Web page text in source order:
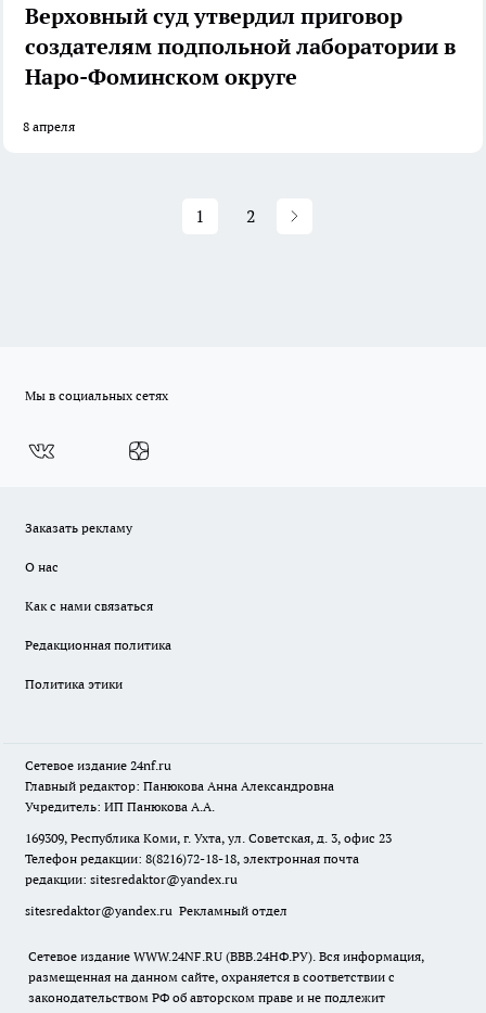
Верховный суд утвердил приговор
создателям подпольной лаборатории в
Наро-Фоминском округе
8 апреля
1 2
Мы в социальных сетях
Заказать рекламу
О нас
Как с нами связаться
Редакционная политика
Политика этики
Сетевое издание 24nf.ru
Главный редактор: Панюкова Анна Александровна
Учредитель: ИП Панюкова А.А.
169309, Республика Коми, г. Ухта, ул. Советская, д. 3, офис 23
Телефон редакции: 8(8216)72-18-18, электронная почта
редакции: sitesredaktor@yandex.ru
sitesredaktor@yandex.ru Рекламный отдел
Сетевое издание WWW.24NF.RU (ВВВ.24НФ.РУ). Вся информация,
размещенная на данном сайте, охраняется в соответствии с
законодательством РФ об авторском праве и не подлежит